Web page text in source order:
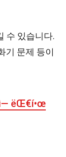
수 있습니다.
기 문제 등이
ëŒ€í•œ